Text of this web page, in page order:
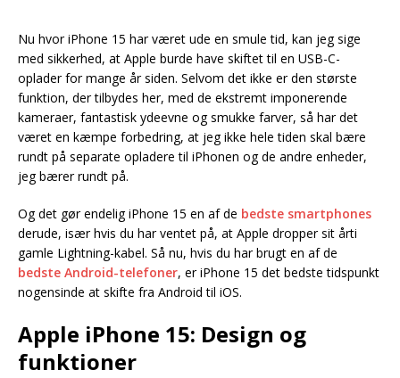
Nu hvor iPhone 15 har været ude en smule tid, kan jeg sige
med sikkerhed, at Apple burde have skiftet til en USB-C-
oplader for mange år siden. Selvom det ikke er den største
funktion, der tilbydes her, med de ekstremt imponerende
kameraer, fantastisk ydeevne og smukke farver, så har det
været en kæmpe forbedring, at jeg ikke hele tiden skal bære
rundt på separate opladere til iPhonen og de andre enheder,
jeg bærer rundt på.
Og det gør endelig iPhone 15 en af de bedste smartphones
derude, især hvis du har ventet på, at Apple dropper sit årti
gamle Lightning-kabel. Så nu, hvis du har brugt en af de
bedste Android-telefoner, er iPhone 15 det bedste tidspunkt
nogensinde at skifte fra Android til iOS.
Apple iPhone 15: Design og
funktioner